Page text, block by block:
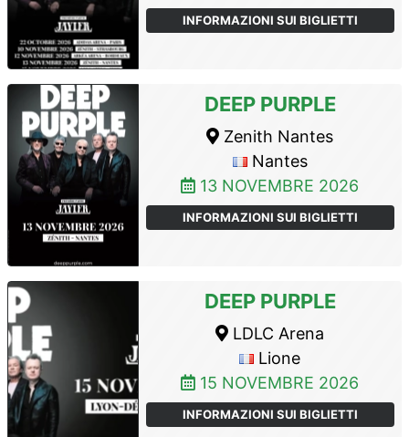
INFORMAZIONI SUI BIGLIETTI
DEEP PURPLE
Zenith Nantes
Nantes
13 NOVEMBRE 2026
INFORMAZIONI SUI BIGLIETTI
DEEP PURPLE
LDLC Arena
Lione
15 NOVEMBRE 2026
INFORMAZIONI SUI BIGLIETTI